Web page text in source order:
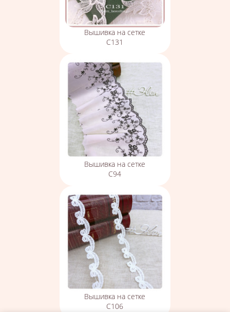
Вышивка на сетке
С131
Вышивка на сетке
С94
Вышивка на сетке
С106